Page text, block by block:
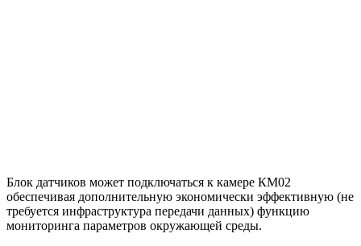
Блок датчиков может подключаться к камере КМ02
обеспечивая дополнительную экономически эффективную (не
требуется инфраструктура передачи данных) функцию
мониторинга параметров окружающей среды.